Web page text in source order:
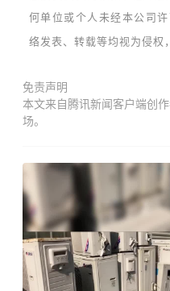
何单位或个人未经本公司
络发表、转载等均视为侵权
免责声明
本文来自腾讯新闻客户端创
场。